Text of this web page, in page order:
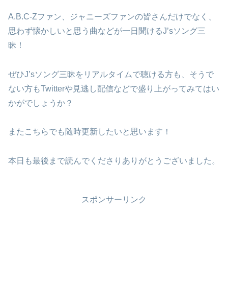
A.B.C-Zファン、ジャニーズファンの皆さんだけでなく、
思わず懐かしいと思う曲などが一日聞けるJ’sソング三
昧！
ぜひJ’sソング三昧をリアルタイムで聴ける方も、そうで
ない方もTwitterや見逃し配信などで盛り上がってみてはい
かがでしょうか？
またこちらでも随時更新したいと思います！
本日も最後まで読んでくださりありがとうございました。
スポンサーリンク